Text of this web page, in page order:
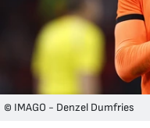
© IMAGO - Denzel Dumfries